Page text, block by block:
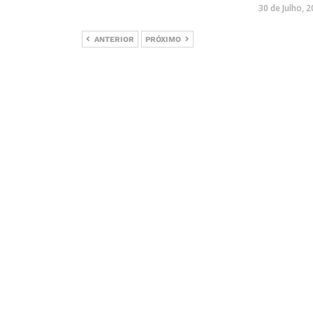
30 de Julho,
ANTERIOR PRÓXIMO